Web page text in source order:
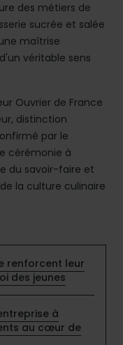
des métiers de
sucrée et salée
maîtrise
véritable sens
Ouvrier de France
distinction
par le
cérémonie à
du savoir-faire et
la culture culinaire
renforcent leur
des jeunes
à
au cœur de